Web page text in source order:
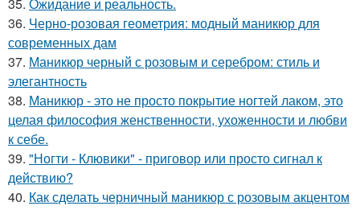
35. Ожидание и реальность.
36. Черно-розовая геометрия: модный маникюр для
современных дам
37. Маникюр черный с розовым и серебром: стиль и
элегантность
38. Маникюр - это не просто покрытие ногтей лаком, это
целая философия женственности, ухоженности и любви
к себе.
39. "Ногти - Клювики" - приговор или просто сигнал к
действию?
40. Как сделать черничный маникюр с розовым акцентом